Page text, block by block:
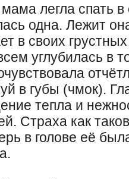
легла спать
одна. Лежит
в своих
углубилась в
в губы (чмок).
тепла и
Страха как
в голове её